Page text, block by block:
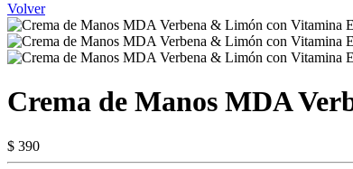
Volver
Crema de Manos MDA
$ 390